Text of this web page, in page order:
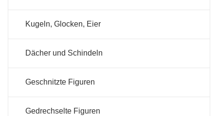
Kugeln, Glocken, Eier
Dächer und Schindeln
Geschnitzte Figuren
Gedrechselte Figuren